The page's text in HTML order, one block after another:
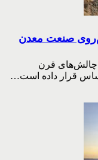
صنعت معدن
چالش‌های قرن
قرار داده است…